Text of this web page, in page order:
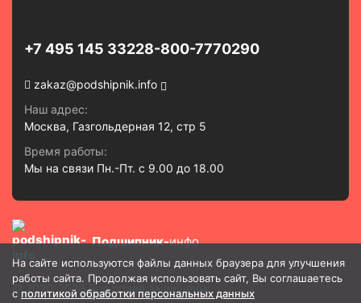
+7 495 145 33228-800-7770290
zakaz@podshipnik.info
Наш адрес:
Москва, Газгольдерная 12, стр 5
Время работы:
Мы на связи Пн.-Пт. с 9.00 до 18.00
Подшипник-инфо
© 2020-2026 Все права защищены
На сайте используются файлы данных браузера для улучшения
работы сайта. Продолжая использовать сайт, Вы соглашаетесь
с политикой обработки персональных данных